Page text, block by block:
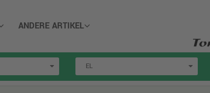
ANDERE ARTIKEL